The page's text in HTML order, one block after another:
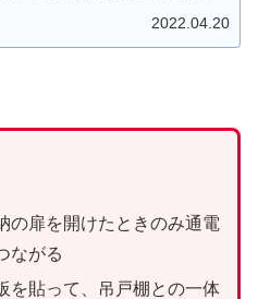
2022.04.20
の扉を開けたときのみ通電
ながる
を貼って、吊戸棚との一体